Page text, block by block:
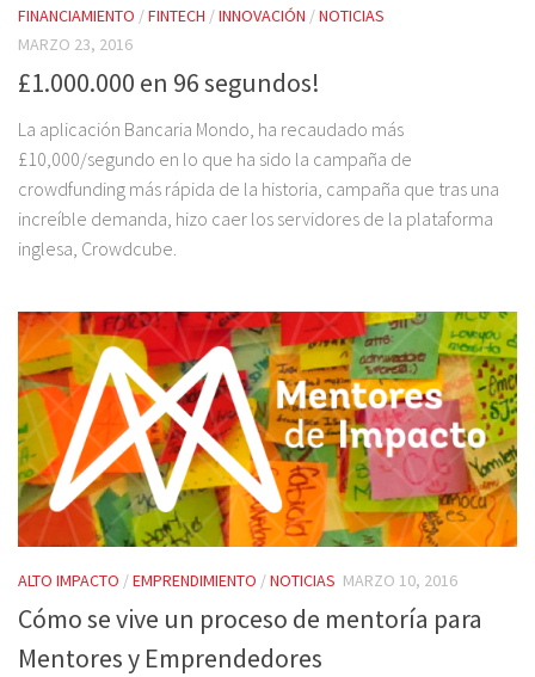
FINANCIAMIENTO /FINTECH /INNOVACIÓN /NOTICIAS
MARZO 23, 2016
£1.000.000 en 96 segundos!
La aplicación Bancaria Mondo, ha recaudado más
£10,000/segundo en lo que ha sido la campaña de
crowdfunding más rápida de la historia, campaña que tras una
increíble demanda, hizo caer los servidores de la plataforma
inglesa, Crowdcube.
ALTO IMPACTO /EMPRENDIMIENTO /NOTICIAS MARZO 10, 2016
Cómo se vive un proceso de mentoría para
Mentores y Emprendedores